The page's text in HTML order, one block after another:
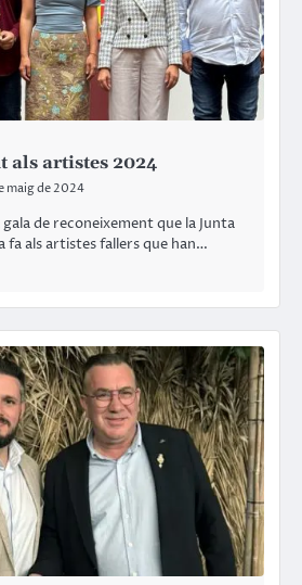
als artistes 2024
maig de 2024
de reconeixement que la Junta
fa als artistes fallers que han…